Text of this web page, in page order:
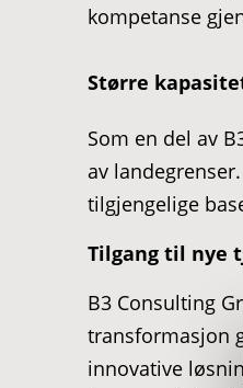
a
kompetanse
Større
Som en del av
av
tilgjengelige
Tilgang til nye
B3 Consulting
transformasjon
innovative